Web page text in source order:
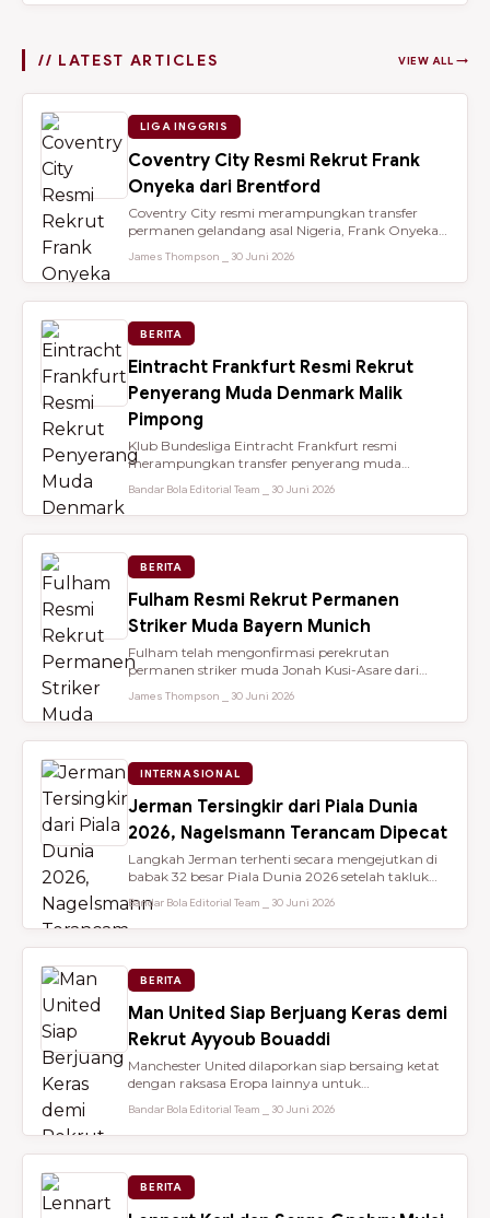
// LATEST ARTICLES VIEW ALL →
LIGA INGGRIS
Coventry City Resmi Rekrut Frank
Onyeka dari Brentford
Coventry City resmi merampungkan transfer
permanen gelandang asal Nigeria, Frank Onyeka,
James Thompson ⎯ 30 Juni 2026
BERITA
Eintracht Frankfurt Resmi Rekrut
Penyerang Muda Denmark Malik
Pimpong
Klub Bundesliga Eintracht Frankfurt resmi
merampungkan transfer penyerang muda
Bandar Bola Editorial Team ⎯ 30 Juni 2026
BERITA
Fulham Resmi Rekrut Permanen
Striker Muda Bayern Munich
Fulham telah mengonfirmasi perekrutan
permanen striker muda Jonah Kusi-Asare dari
James Thompson ⎯ 30 Juni 2026
INTERNASIONAL
Jerman Tersingkir dari Piala Dunia
2026, Nagelsmann Terancam Dipecat
Langkah Jerman terhenti secara mengejutkan di
babak 32 besar Piala Dunia 2026 setelah takluk
Bandar Bola Editorial Team ⎯ 30 Juni 2026
BERITA
Man United Siap Berjuang Keras demi
Rekrut Ayyoub Bouaddi
Manchester United dilaporkan siap bersaing ketat
dengan raksasa Eropa lainnya untuk
Bandar Bola Editorial Team ⎯ 30 Juni 2026
BERITA